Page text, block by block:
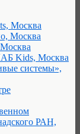
Москва
Москва
Kids, Москва
системы»,
РАН,